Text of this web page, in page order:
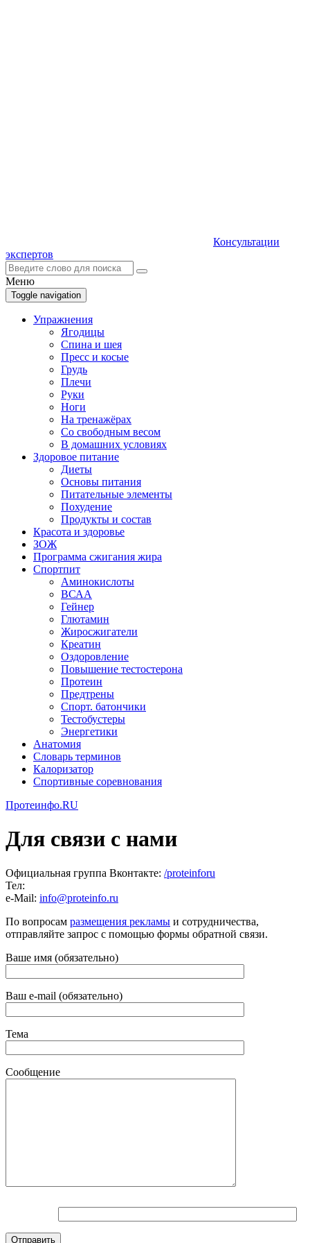
Консультации
экспертов
Меню
Toggle navigation
Упражнения
Ягодицы
Спина и шея
Пресс и косые
Грудь
Плечи
Руки
Ноги
На тренажёрах
Со свободным весом
В домашних условиях
Здоровое питание
Диеты
Основы питания
Питательные элементы
Похудение
Продукты и состав
Красота и здоровье
ЗОЖ
Программа сжигания жира
Спортпит
Аминокислоты
ВСАА
Гейнер
Глютамин
Жиросжигатели
Креатин
Оздоровление
Повышение тестостерона
Протеин
Предтрены
Спорт. батончики
Тестобустеры
Энергетики
Анатомия
Словарь терминов
Калоризатор
Спортивные соревнования
Протеинфо.RU
Для связи с нами
Официальная группа Вконтакте: /proteinforu
Тел:
e-Mail: info@proteinfo.ru
По вопросам размещения рекламы и сотрудничества,
отправляйте запрос с помощью формы обратной связи.
Ваше имя (обязательно)
Ваш e-mail (обязательно)
Тема
Сообщение